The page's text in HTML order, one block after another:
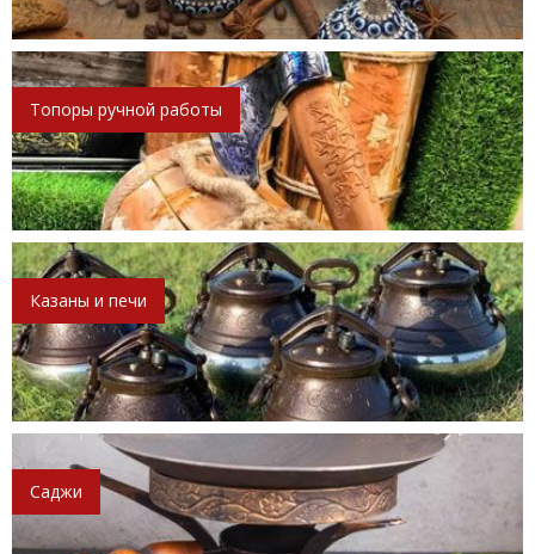
Топоры ручной работы
Казаны и печи
Саджи